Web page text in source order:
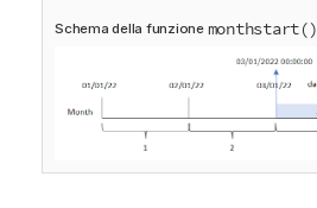
Schema della funzione monthstart()